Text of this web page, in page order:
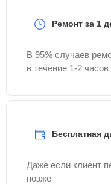
Ремонт за 1
В 95% случаев
в течение 1-2 часов
Бесплатная
Даже если клиент
позже